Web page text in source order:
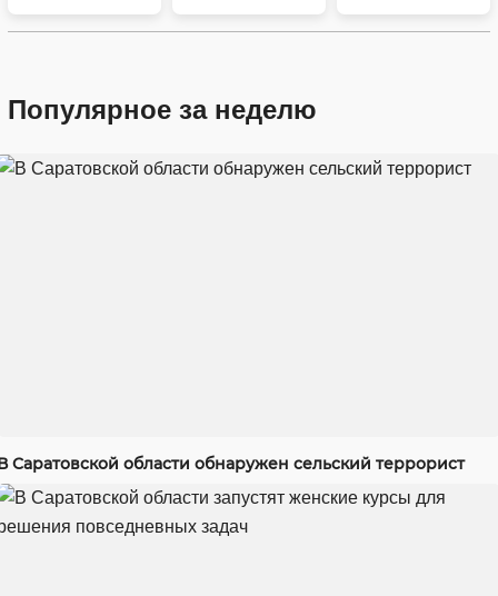
Популярное за неделю
Саратовской области обнаружен сельский террорист